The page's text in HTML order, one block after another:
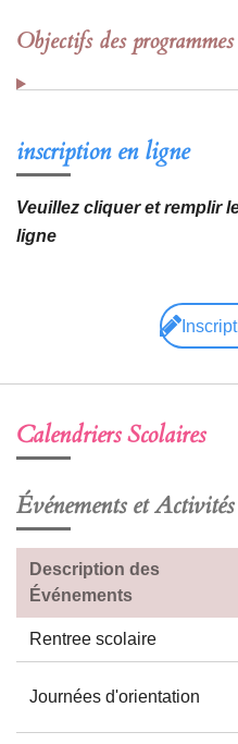
Objectifs des
inscription en ligne
Veuillez cliquer et remplir
ligne
Calendriers Scolaires
Événements et Activités
Description des
Événements
Rentree scolaire
Journées d'orientation